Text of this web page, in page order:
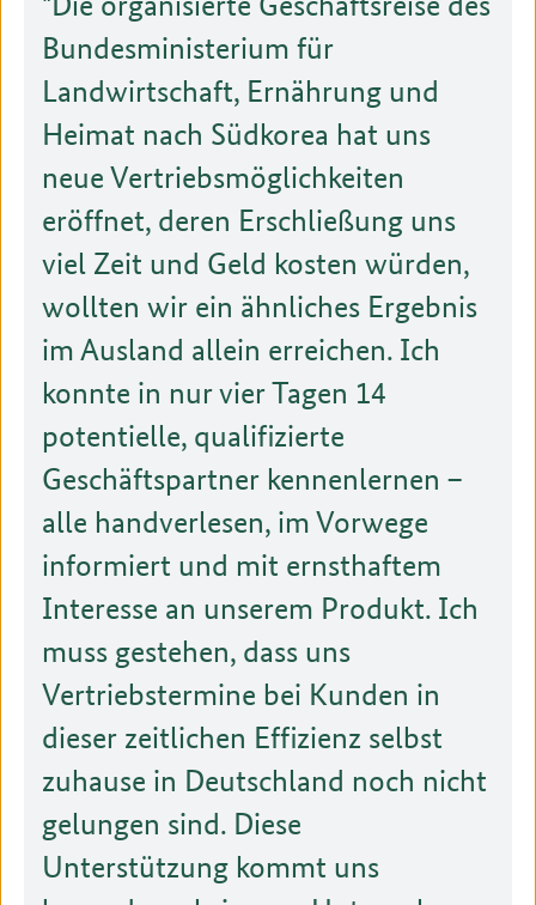
Bundesministerium für
Landwirtschaft, Ernährung und
Heimat nach Südkorea hat uns
neue Vertriebsmöglichkeiten
eröffnet, deren Erschließung uns
viel Zeit und Geld kosten würden,
wollten wir ein ähnliches Ergebnis
im Ausland allein erreichen. Ich
konnte in nur vier Tagen 14
potentielle, qualifizierte
Geschäftspartner kennenlernen –
alle handverlesen, im Vorwege
informiert und mit ernsthaftem
Interesse an unserem Produkt. Ich
muss gestehen, dass uns
Vertriebstermine bei Kunden in
dieser zeitlichen Effizienz selbst
zuhause in Deutschland noch nicht
gelungen sind. Diese
Unterstützung kommt uns